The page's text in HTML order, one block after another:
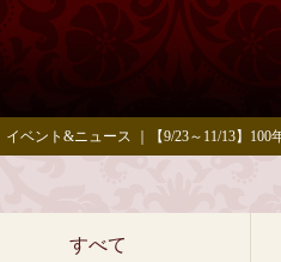
イベント&ニュース 【9/23～11/13】
すべて